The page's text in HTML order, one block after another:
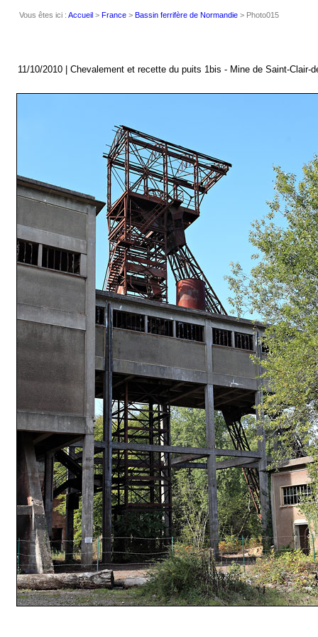
Vous êtes ici : Accueil > France > Bassin ferrifère de Normandie > Photo015
11/10/2010 | Chevalement et recette du puits 1bis - Mine de Saint-Clair-